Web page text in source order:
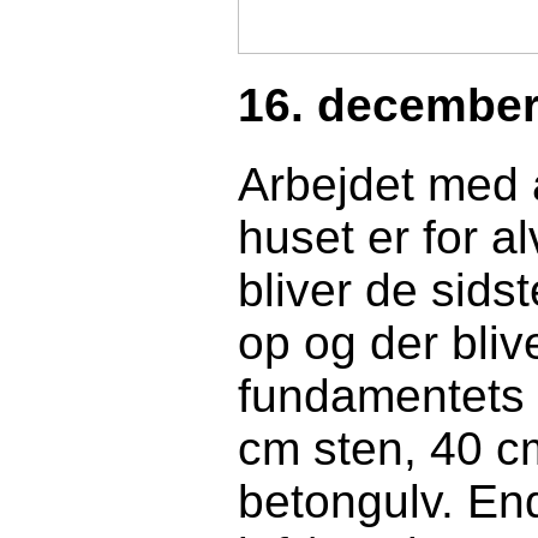
16.
Arbejdet
huset er for
bliver de
op og der
cm sten, 40
betongulv.